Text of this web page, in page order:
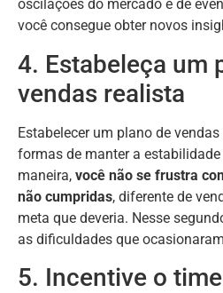
oscilações do mercado e de
você consegue obter novos
4. Estabeleça um
vendas realista
Estabelecer um plano de
formas de manter a
maneira, você não se frustra
não cumpridas, diferente de
meta que deveria. Nesse
as dificuldades que
5. Incentive o